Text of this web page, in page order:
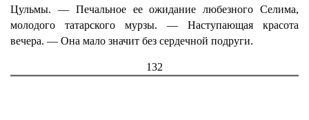
Цульмы. — Печальное ее ожидание любезного Селима,
молодого татарского мурзы. — Наступающая красота
вечера. — Она мало значит без сердечной подруги.
132